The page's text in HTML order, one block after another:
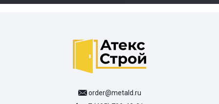
order@metald.ru